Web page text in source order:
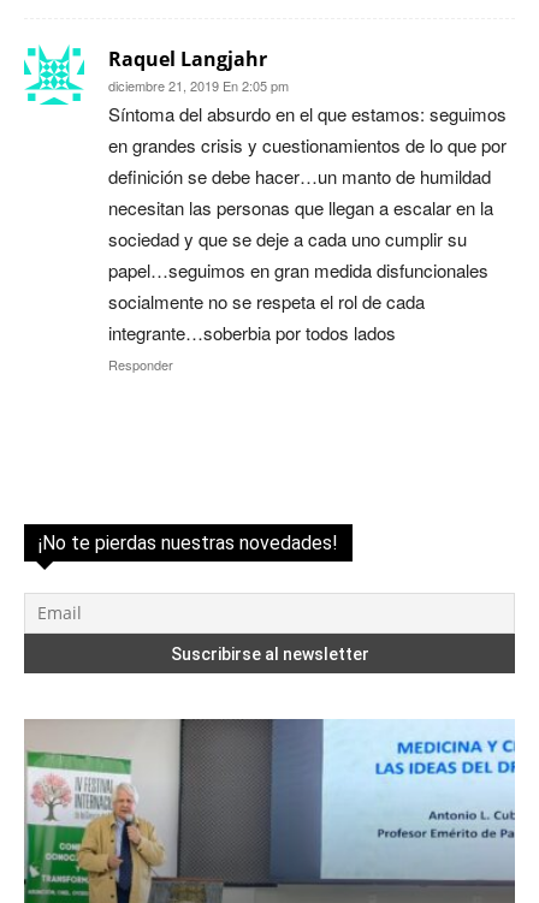
Raquel Langjahr
diciembre 21, 2019 En 2:05 pm
Síntoma del absurdo en el que estamos: seguimos
en grandes crisis y cuestionamientos de lo que por
definición se debe hacer…un manto de humildad
necesitan las personas que llegan a escalar en la
sociedad y que se deje a cada uno cumplir su
papel…seguimos en gran medida disfuncionales
socialmente no se respeta el rol de cada
integrante…soberbia por todos lados
Responder
¡No te pierdas nuestras novedades!